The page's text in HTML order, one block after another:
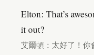
Elton: That’s
it out?
艾爾頓：太好了！你